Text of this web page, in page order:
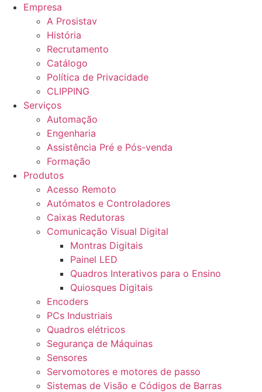
Empresa
A Prosistav
História
Recrutamento
Catálogo
Política de Privacidade
CLIPPING
Serviços
Automação
Engenharia
Assistência Pré e Pós-venda
Formação
Produtos
Acesso Remoto
Autómatos e Controladores
Caixas Redutoras
Comunicação Visual Digital
Montras Digitais
Painel LED
Quadros Interativos para o Ensino
Quiosques Digitais
Encoders
PCs Industriais
Quadros elétricos
Segurança de Máquinas
Sensores
Servomotores e motores de passo
Sistemas de Visão e Códigos de Barras